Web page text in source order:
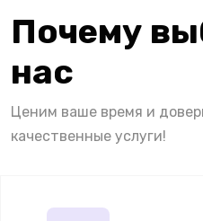
Почему
нас
Ценим ваше время и
качественные услуги!